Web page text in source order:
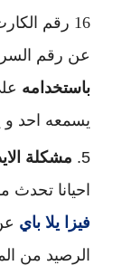
16 رقم
عن رقم
باستخدامه
يسمعه احد و
مشكلة
احيانا تحدث
فيزا يلا باي
الرصيد من